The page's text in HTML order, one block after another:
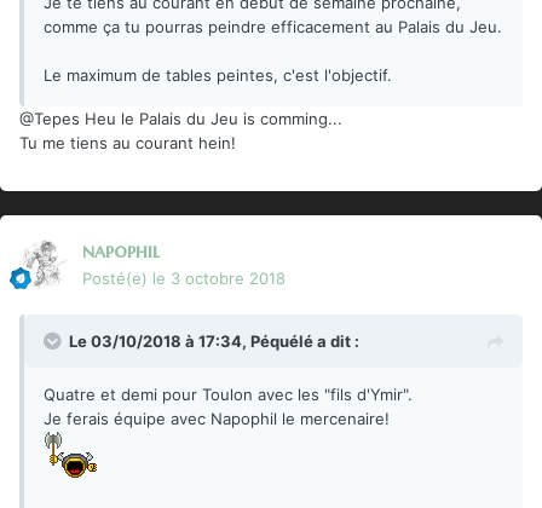
comme ça tu pourras peindre efficacement au Palais du Jeu.
Le maximum de tables peintes, c'est l'objectif.
@Tepes Heu le Palais du Jeu is comming...
Tu me tiens au courant hein!
napophil
Posté(e) le 3 octobre 2018
Le 03/10/2018 à 17:34, Péquéléa dit :
Quatre et demi pour Toulon avec les "fils d'Ymir".
Je ferais équipe avec Napophil le mercenaire!